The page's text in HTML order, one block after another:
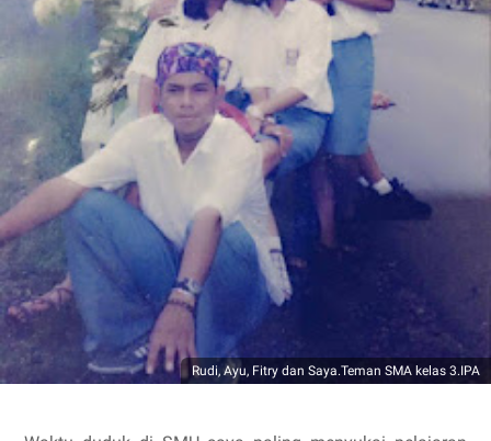
Rudi, Ayu, Fitry dan Saya.Teman SMA kelas 3.IPA